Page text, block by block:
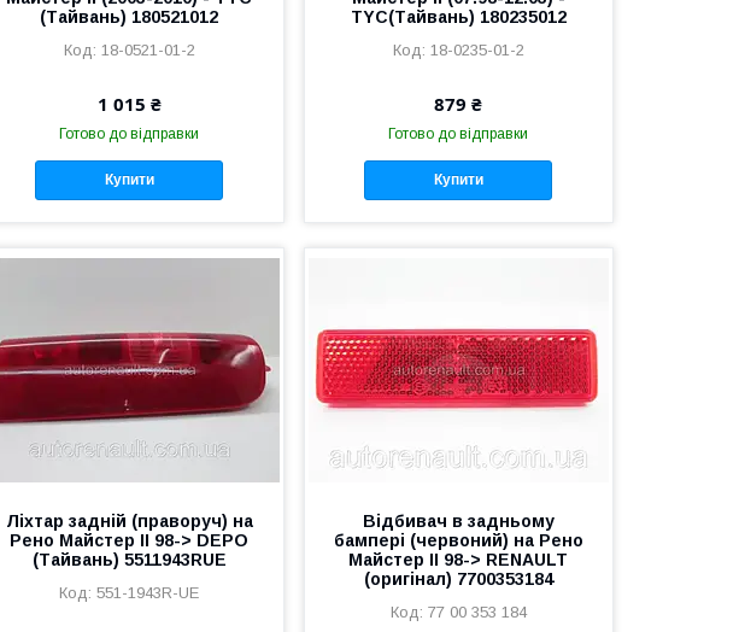
(Тайвань) 180521012
18-0521-01-2
1 015 ₴
Готово до відправки
Купити
TYC(Тайвань) 180235012
18-0235-01-2
879 ₴
Готово до відправки
Купити
Ліхтар задній (праворуч) на
Рено Майстер II 98-> DEPO
(Тайвань) 5511943RUE
551-1943R-UE
Відбивач в задньому
бампері (червоний) на Рено
Майстер II 98-> RENAULT
(оригінал) 7700353184
77 00 353 184